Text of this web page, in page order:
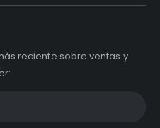
reciente sobre ventas y